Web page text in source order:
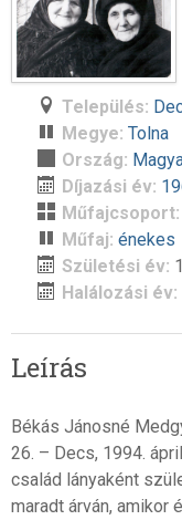
Település:
Megye: Tolna
Ország:
Díjazási év:
Műfajcsoport:
Műfaj: énekes
Születési év:
Halálozási év:
Leírás
Békás Jánosné
26. – Decs, 1994.
család lányaként
maradt árván, amikor